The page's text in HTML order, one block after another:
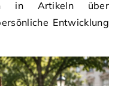
in Artikeln über
Entwicklung